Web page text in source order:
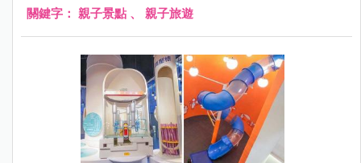
關鍵字： 親子景點 、 親子旅遊